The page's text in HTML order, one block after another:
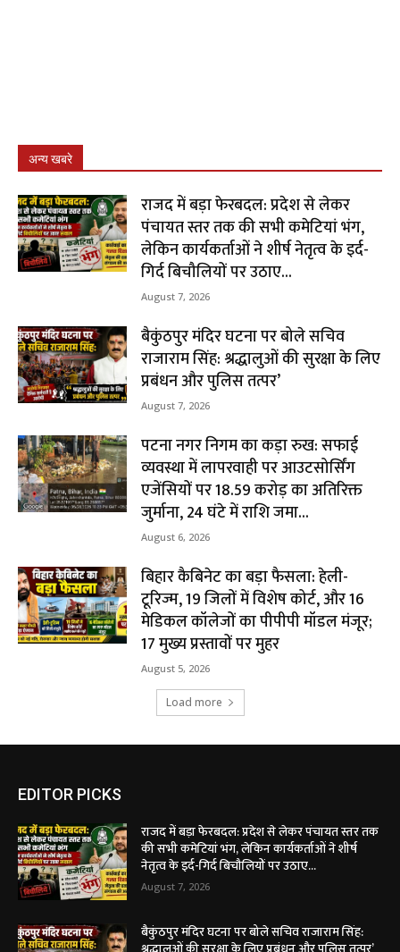
अन्य खबरे
राजद में बड़ा फेरबदल: प्रदेश से लेकर
पंचायत स्तर तक की सभी कमेटियां भंग,
लेकिन कार्यकर्ताओं ने शीर्ष नेतृत्व के इर्द-
गिर्द बिचौलियों पर उठाए...
August 7, 2026
बैकुंठपुर मंदिर घटना पर बोले सचिव
राजाराम सिंह: श्रद्धालुओं की सुरक्षा के लिए
प्रबंधन और पुलिस तत्पर’
August 7, 2026
पटना नगर निगम का कड़ा रुख: सफाई
व्यवस्था में लापरवाही पर आउटसोर्सिंग
एजेंसियों पर ₹18.59 करोड़ का अतिरिक्त
जुर्माना, 24 घंटे में राशि जमा...
August 6, 2026
बिहार कैबिनेट का बड़ा फैसला: हेली-
टूरिज्म, 19 जिलों में विशेष कोर्ट, और 16
मेडिकल कॉलेजों का पीपीपी मॉडल मंजूर;
17 मुख्य प्रस्तावों पर मुहर
August 5, 2026
Load more
EDITOR PICKS
राजद में बड़ा फेरबदल: प्रदेश से लेकर पंचायत स्तर तक
की सभी कमेटियां भंग, लेकिन कार्यकर्ताओं ने शीर्ष
नेतृत्व के इर्द-गिर्द बिचौलियों पर उठाए...
August 7, 2026
बैकुंठपुर मंदिर घटना पर बोले सचिव राजाराम सिंह: